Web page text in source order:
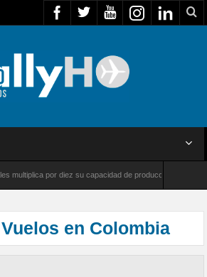
por diez su capacidad de producción de radares en
Vuelos en Colombia